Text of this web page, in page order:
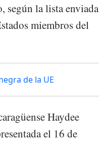
según la lista enviada
miembros del
de la UE
Haydee
el 16 de